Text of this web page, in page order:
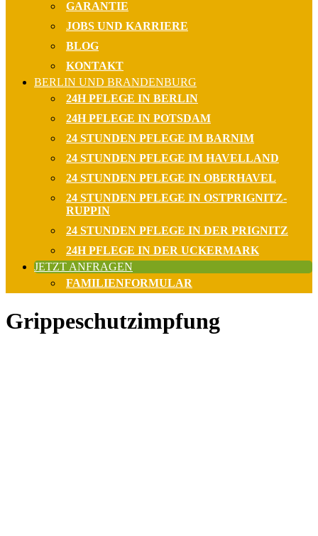
GARANTIE
JOBS UND KARRIERE
BLOG
KONTAKT
BERLIN UND BRANDENBURG
24H PFLEGE IN BERLIN
24H PFLEGE IN POTSDAM
24 STUNDEN PFLEGE IM BARNIM
24 STUNDEN PFLEGE IM HAVELLAND
24 STUNDEN PFLEGE IN OBERHAVEL
24 STUNDEN PFLEGE IN OSTPRIGNITZ-
RUPPIN
24 STUNDEN PFLEGE IN DER PRIGNITZ
24H PFLEGE IN DER UCKERMARK
JETZT ANFRAGEN
FAMILIENFORMULAR
Grippeschutzimpfung